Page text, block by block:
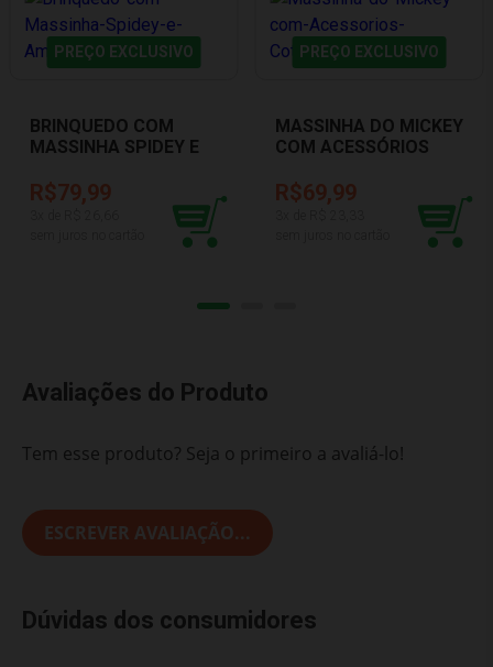
PREÇO EXCLUSIVO
BRINQUEDO COM
MASSINHA SPIDEY E
2700
R$79,99
PREÇO EXCLUSIVO
MASSINHA DO MICKEY
COM ACESSÓRIOS
R$69,99
Avaliações do Produto
Tem esse produto? Seja o primeiro a avaliá-lo!
ESCREVER AVALIAÇÃO...
Dúvidas dos consumidores